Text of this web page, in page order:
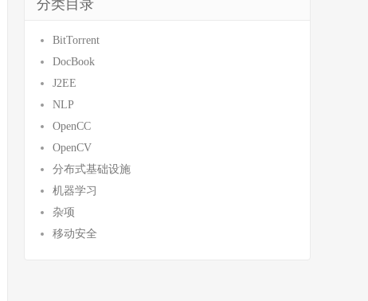
分类目录
BitTorrent
DocBook
J2EE
NLP
OpenCC
OpenCV
分布式基础设施
机器学习
杂项
移动安全